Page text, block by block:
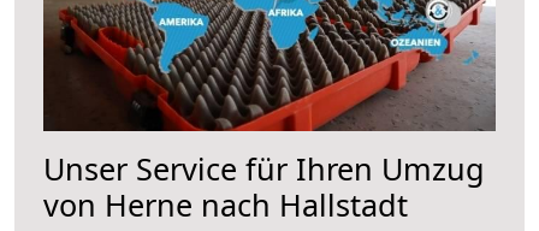
Unser Service für Ihren Umzug
von Herne nach Hallstadt